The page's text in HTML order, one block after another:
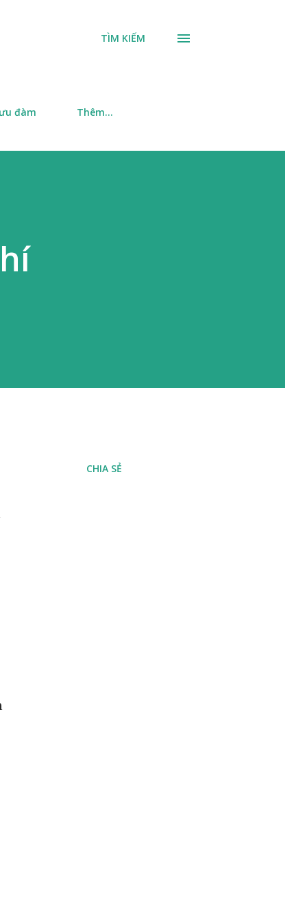
TÌM KIẾM
đàm Thêm…
CHIA SẺ